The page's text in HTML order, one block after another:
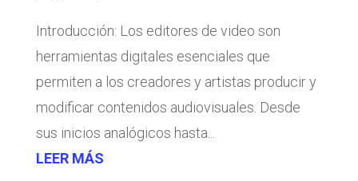
Introducción: Los editores de video son
herramientas digitales esenciales que
permiten a los creadores y artistas producir y
modificar contenidos audiovisuales. Desde
sus inicios analógicos hasta...
LEER MÁS